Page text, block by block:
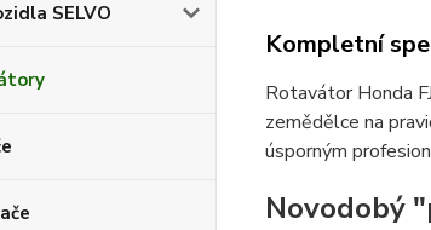
SELVO
Kompletní
Rotavátor Honda
zemědělce na
úsporným
Novodobý